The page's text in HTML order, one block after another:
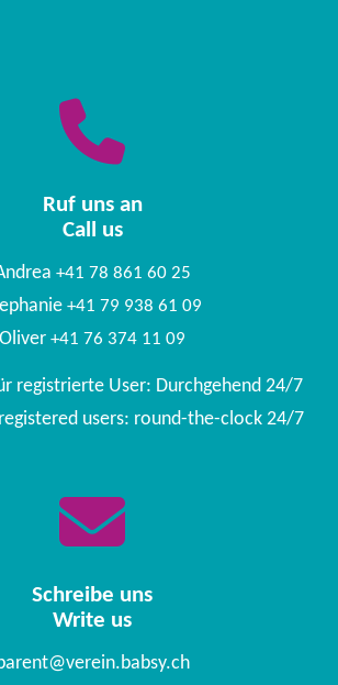
Ruf uns an
Call us
+41 78 861 60 25
+41 79 938 61 09
Oliver +41 76 374 11 09
registrierte User: Durchgehend 24/7
users: round-the-clock 24/7
Schreibe uns
Write us